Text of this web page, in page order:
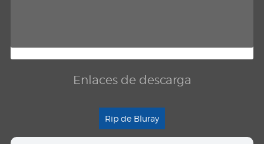
Enlaces de descarga
Rip de Bluray